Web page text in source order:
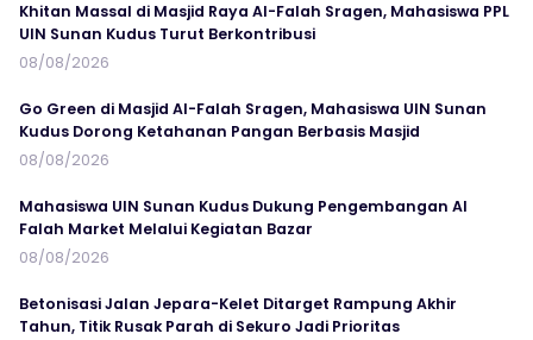
Khitan Massal di Masjid Raya Al-Falah Sragen, Mahasiswa PPL
UIN Sunan Kudus Turut Berkontribusi
08/08/2026
Go Green di Masjid Al-Falah Sragen, Mahasiswa UIN Sunan
Kudus Dorong Ketahanan Pangan Berbasis Masjid
08/08/2026
Mahasiswa UIN Sunan Kudus Dukung Pengembangan Al
Falah Market Melalui Kegiatan Bazar
08/08/2026
Betonisasi Jalan Jepara-Kelet Ditarget Rampung Akhir
Tahun, Titik Rusak Parah di Sekuro Jadi Prioritas